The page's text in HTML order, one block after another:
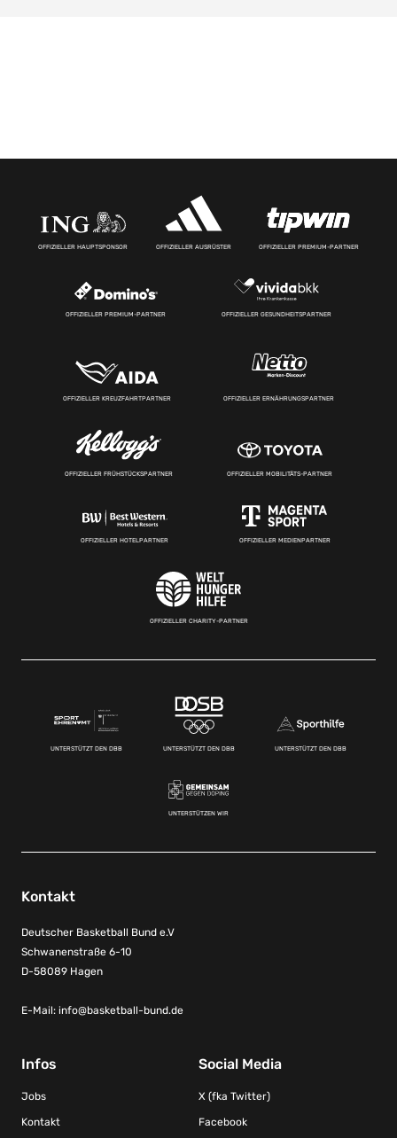
OFFIZIELLER HAUPTSPONSOR OFFIZIELLER AUSRÜSTER OFFIZIELLER PREMIUM-PARTNER
OFFIZIELLER PREMIUM-PARTNER OFFIZIELLER GESUNDHEITSPARTNER
OFFIZIELLER KREUZFAHRTPARTNER OFFIZIELLER ERNÄHRUNGSPARTNER
OFFIZIELLER FRÜHSTÜCKSPARTNER OFFIZIELLER MOBILITÄTS-PARTNER
OFFIZIELLER HOTELPARTNER OFFIZIELLER MEDIENPARTNER
OFFIZIELLER CHARITY-PARTNER
UNTERSTÜTZT DEN DBB UNTERSTÜTZT DEN DBB UNTERSTÜTZT DEN DBB
UNTERSTÜTZEN WIR
Kontakt
Deutscher Basketball Bund e.V
Schwanenstraße 6-10
D-58089 Hagen
E-Mail: info@basketball-bund.de
Infos
Jobs
Kontakt
Social Media
X (fka Twitter)
Facebook